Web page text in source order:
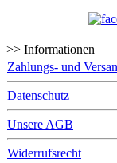
>> Informationen
Zahlungs- und
Datenschutz
Unsere AGB
Widerrufsrecht